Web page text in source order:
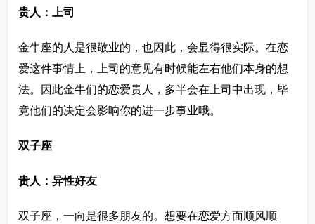
贵人：上司
金牛座的人是很敬业的，也因此，会显得很实际。在恋
爱这件事情上，上司的意见有时候能左右他们本身的想
法。因此金牛们的恋爱贵人，多半会在上司中出现，毕
竟他们的决定会影响你的进一步事业哦。
双子座
贵人：异性好友
双子座，一向是很多朋友的。想要在恋爱方面顺风顺